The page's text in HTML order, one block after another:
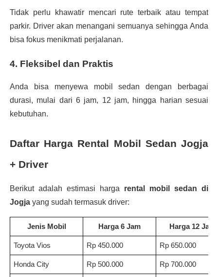
Tidak perlu khawatir mencari rute terbaik atau tempat
parkir. Driver akan menangani semuanya sehingga Anda
bisa fokus menikmati perjalanan.
4. Fleksibel dan Praktis
Anda bisa menyewa mobil sedan dengan berbagai
durasi, mulai dari 6 jam, 12 jam, hingga harian sesuai
kebutuhan.
Daftar Harga Rental Mobil Sedan Jogja
+ Driver
Berikut adalah estimasi harga rental mobil sedan di
Jogja yang sudah termasuk driver:
Jenis Mobil Harga 6 Jam Harga 12 Jam
Toyota Vios Rp 450.000 Rp 650.000
Honda City Rp 500.000 Rp 700.000